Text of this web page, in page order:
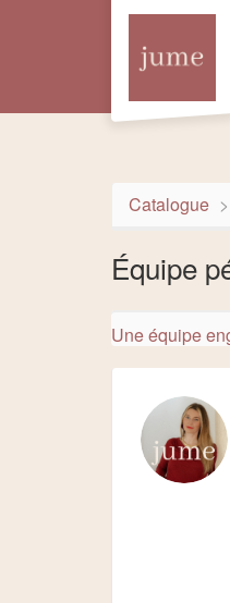
Aller au menu principal
Aller au contenu principal
Personnaliser l'interface
Catalogue
Équipe
Une équipe